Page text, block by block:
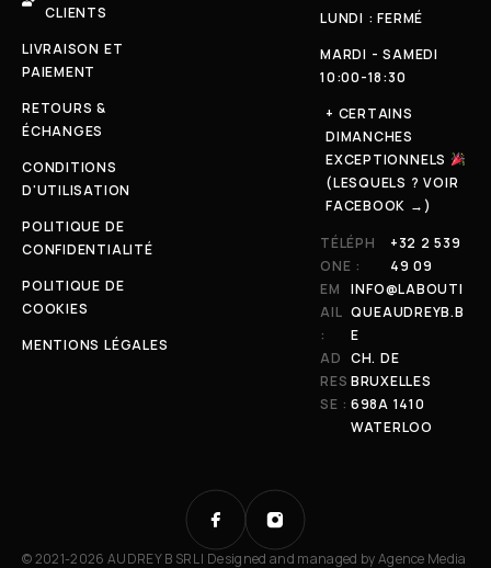
CLIENTS
LIVRAISON ET
PAIEMENT
RETOURS &
ÉCHANGES
CONDITIONS
D'UTILISATION
POLITIQUE DE
CONFIDENTIALITÉ
POLITIQUE DE
COOKIES
MENTIONS LÉGALES
LUNDI : FERMÉ
MARDI - SAMEDI
10:00-18:30
+ CERTAINS
DIMANCHES
EXCEPTIONNELS
(LESQUELS ? VOIR
FACEBOOK →)
TÉLÉPH
ONE :
+32 2 539
49 09
EM
AIL
:
INFO@LABOUTI
QUEAUDREYB.B
E
AD
RES
SE :
CH. DE
BRUXELLES
698A 1410
WATERLOO
© 2021-2026 AUDREY B SRL | Designed and managed byAgence Media